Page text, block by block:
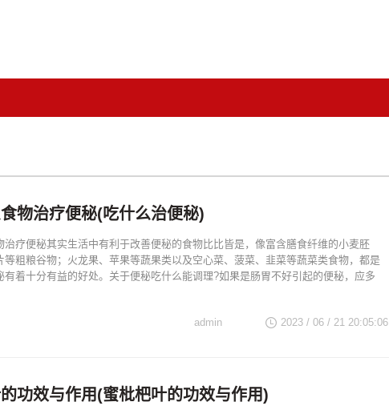
物治疗便秘(吃什么治便秘)
治疗便秘其实生活中有利于改善便秘的食物比比皆是，像富含膳食纤维的小麦胚
等粗粮谷物；火龙果、苹果等蔬果类以及空心菜、菠菜、韭菜等蔬菜类食物，都是
有着十分有益的好处。关于便秘吃什么能调理?如果是肠胃不好引起的便秘，应多
2023 / 06 / 21 20:05:06
admin
功效与作用(蜜枇杷叶的功效与作用)